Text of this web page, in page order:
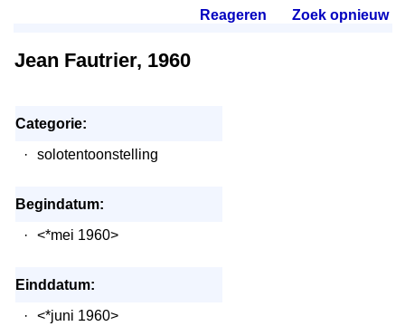
Reageren Zoek opnieuw.
Jean Fautrier, 1960
Categorie:
·
solotentoonstelling
Begindatum:
·
<*mei 1960>
Einddatum:
·
<*juni 1960>